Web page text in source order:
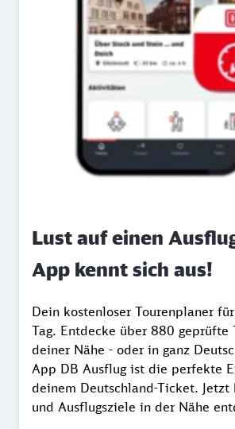
Lust auf einen
App kennt sich aus!
Dein kostenloser Tourenplaner
Tag. Entdecke über 880 geprüfte
deiner Nähe - oder in ganz
App DB Ausflug ist die perfekte
deinem Deutschland-Ticket. Jetzt
und Ausflugsziele in der Nähe